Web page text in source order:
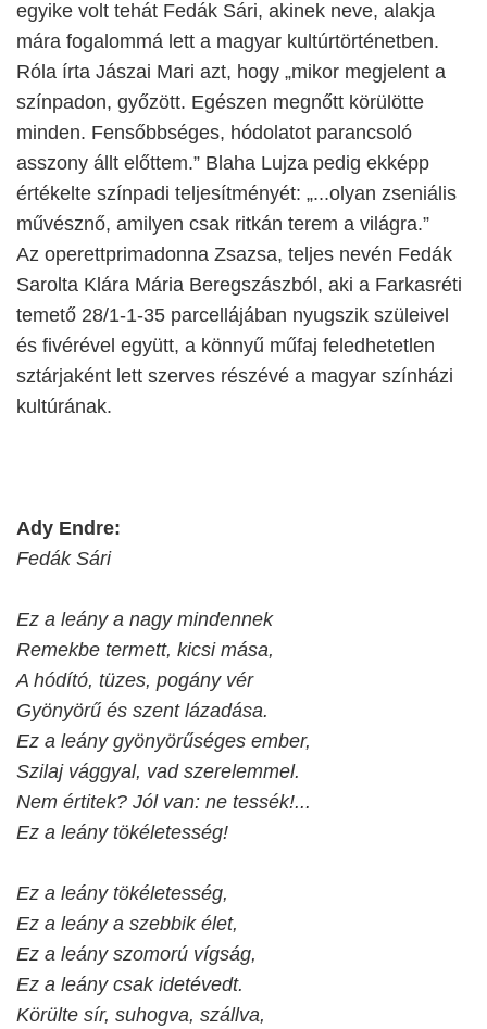
egyike volt tehát Fedák Sári, akinek neve, alakja
mára fogalommá lett a magyar kultúrtörténetben.
Róla írta Jászai Mari azt, hogy „mikor megjelent a
színpadon, győzött. Egészen megnőtt körülötte
minden. Fensőbbséges, hódolatot parancsoló
asszony állt előttem.” Blaha Lujza pedig ekképp
értékelte színpadi teljesítményét: „...olyan zseniális
művésznő, amilyen csak ritkán terem a világra.”
Az operettprimadonna Zsazsa, teljes nevén Fedák
Sarolta Klára Mária Beregszászból, aki a Farkasréti
temető 28/1-1-35 parcellájában nyugszik szüleivel
és fivérével együtt, a könnyű műfaj feledhetetlen
sztárjaként lett szerves részévé a magyar színházi
kultúrának.
Ady Endre:
Fedák Sári
Ez a leány a nagy mindennek
Remekbe termett, kicsi mása,
A hódító, tüzes, pogány vér
Gyönyörű és szent lázadása.
Ez a leány gyönyörűséges ember,
Szilaj vággyal, vad szerelemmel.
Nem értitek? Jól van: ne tessék!...
Ez a leány tökéletesség!
Ez a leány tökéletesség,
Ez a leány a szebbik élet,
Ez a leány szomorú vígság,
Ez a leány csak idetévedt.
Körülte sír, suhogva, szállva,